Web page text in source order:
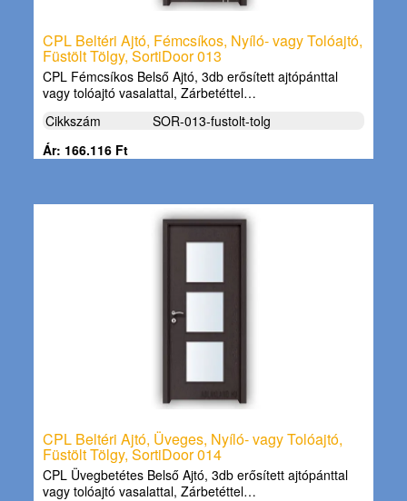
CPL Beltéri Ajtó, Fémcsíkos, Nyíló- vagy Tolóajtó,
Füstölt Tölgy, SortiDoor 013
CPL Fémcsíkos Belső Ajtó, 3db erősített ajtópánttal
vagy tolóajtó vasalattal, Zárbetéttel…
Cikkszám
SOR-013-fustolt-tolg
Ár: 166.116 Ft
CPL Beltéri Ajtó, Üveges, Nyíló- vagy Tolóajtó,
Füstölt Tölgy, SortiDoor 014
CPL Üvegbetétes Belső Ajtó, 3db erősített ajtópánttal
vagy tolóajtó vasalattal, Zárbetéttel…